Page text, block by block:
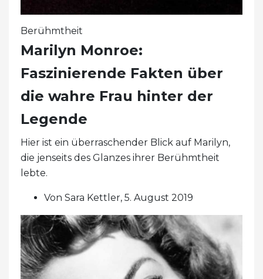
Berühmtheit
Marilyn Monroe:
Faszinierende Fakten über
die wahre Frau hinter der
Legende
Hier ist ein überraschender Blick auf Marilyn,
die jenseits des Glanzes ihrer Berühmtheit
lebte.
Von Sara Kettler, 5. August 2019